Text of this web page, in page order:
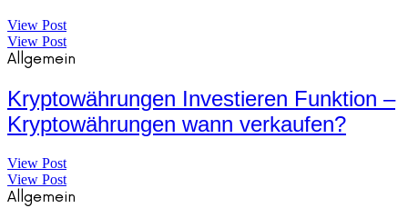
View Post
View Post
Allgemein
Kryptowährungen Investieren Funktion –
Kryptowährungen wann verkaufen?
View Post
View Post
Allgemein